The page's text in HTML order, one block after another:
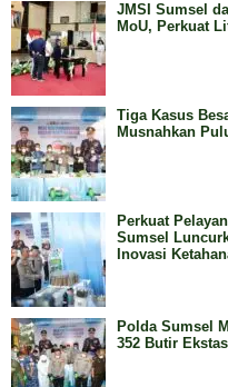
JMSI Sumsel
MoU, Perkuat
Tiga Kasus
Musnahkan
Perkuat
Sumsel
Inovasi
Polda Sumsel
352 Butir